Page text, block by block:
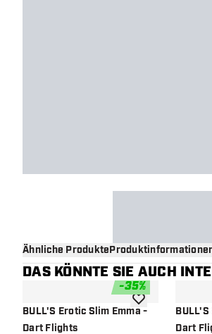
Ähnliche Produkte
DAS KÖNNTE SIE AUCH
-35%
BULL'S Erotic Slim Emma -
Dart Flights
Zur Wunschliste
Dart